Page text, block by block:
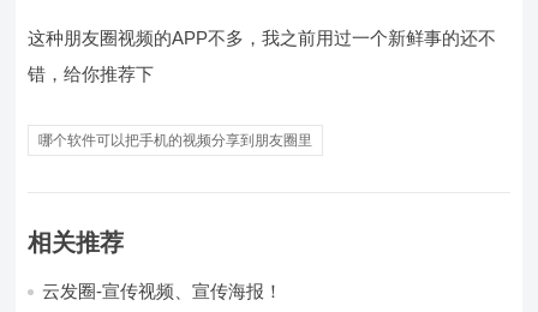
这种朋友圈视频的APP不多，我之前用过一个新鲜事的还不
错，给你推荐下
哪个软件可以把手机的视频分享到朋友圈里
相关推荐
云发圈-宣传视频、宣传海报！